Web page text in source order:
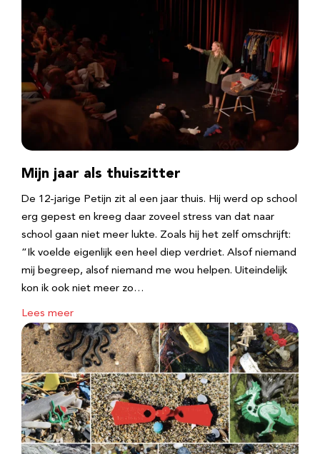
Mijn jaar als thuiszitter
De 12-jarige Petijn zit al een jaar thuis. Hij werd op school
erg gepest en kreeg daar zoveel stress van dat naar
school gaan niet meer lukte. Zoals hij het zelf omschrijft:
“Ik voelde eigenlijk een heel diep verdriet. Alsof niemand
mij begreep, alsof niemand me wou helpen. Uiteindelijk
kon ik ook niet meer zo…
Lees meer